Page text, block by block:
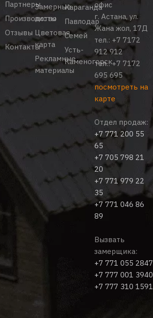
Партнеры
Производство
Отзывы
Контакты
Замерные
листы
Цветовая
карта
Рекламные
материалы
Караганда
Павлодар
Семей
Усть-
Каменогорск
офис
г. Астана, ул.
Жана жол, 17Д
тел.: +7 7172
912 912
тел.:+7 7172
695 695
посмотреть на
карте
Отдел продаж:
+7 771 200 55
65
+7 705 798 21
20
+7 771 979 22
35
+7 771 046 86
89
Вызвать
замерщика:
+7 771 055 2847
+7 777 001 3940
+7 777 310 1591